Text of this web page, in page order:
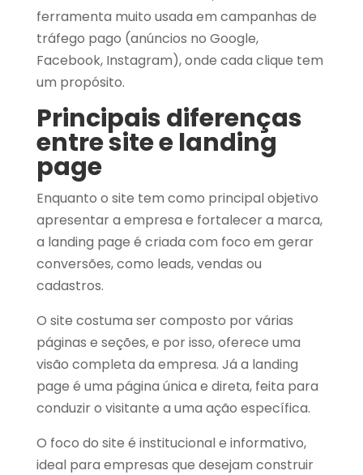
ferramenta muito usada em campanhas de
tráfego pago (anúncios no Google,
Facebook, Instagram), onde cada clique tem
um propósito.
Principais diferenças
entre site e landing
page
Enquanto o site tem como principal objetivo
apresentar a empresa e fortalecer a marca,
a landing page é criada com foco em gerar
conversões, como leads, vendas ou
cadastros.
O site costuma ser composto por várias
páginas e seções, e por isso, oferece uma
visão completa da empresa. Já a landing
page é uma página única e direta, feita para
conduzir o visitante a uma ação específica.
O foco do site é institucional e informativo,
ideal para empresas que desejam construir